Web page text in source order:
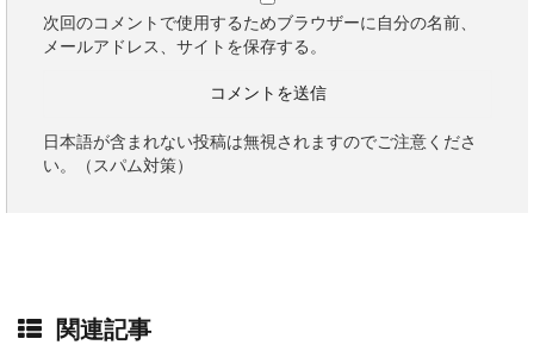
次回のコメントで使用するためブラウザーに自分の名前、
メールアドレス、サイトを保存する。
日本語が含まれない投稿は無視されますのでご注意くださ
い。（スパム対策）
関連記事